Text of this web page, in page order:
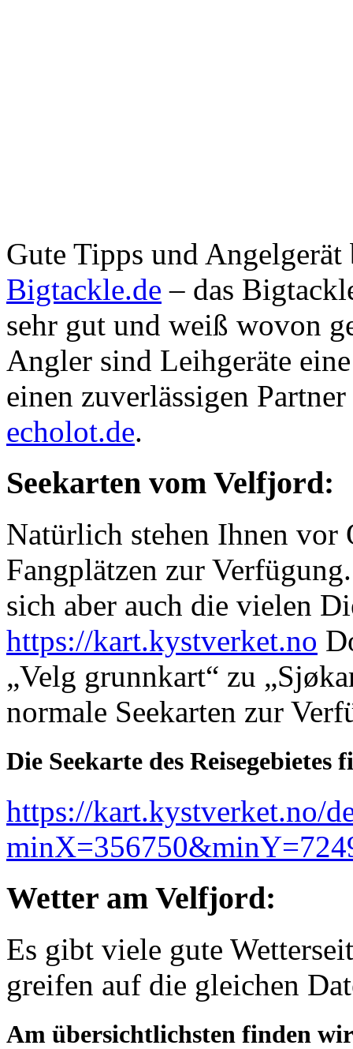
Gute Tipps und
Bigtackle.de – das
sehr gut und weiß wovon
Angler sind Leihgeräte
einen zuverlässigen
echolot.de.
Seekarten vom Velfjord:
Natürlich stehen Ihnen vor
Fangplätzen zur
sich aber auch die vielen
https://kart.kystverket.no
„Velg grunnkart“ zu
normale Seekarten zur
Die Seekarte des Reisegebietes
https://kart.kystverket.no/
Wetter am Velfjord:
Es gibt viele gute
greifen auf die gleichen
Am übersichtlichsten finden